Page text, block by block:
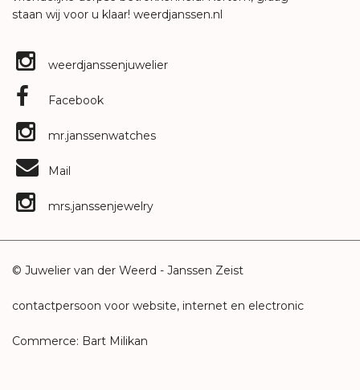
staan wij voor u klaar! weerdjanssen.nl
weerdjanssenjuwelier
Facebook
mr.janssenwatches
Mail
mrs.janssenjewelry
© Juwelier van der Weerd - Janssen Zeist
contactpersoon voor website, internet en electronic
Commerce: Bart Milikan